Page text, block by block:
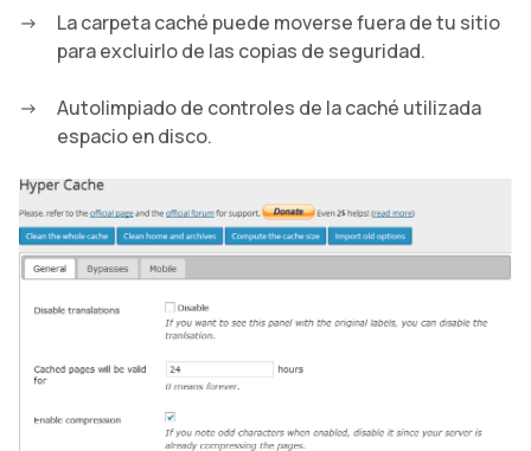
La carpeta caché puede moverse fuera de tu sitio
para excluirlo de las copias de seguridad.
Autolimpiado de controles de la caché utilizada
espacio en disco.